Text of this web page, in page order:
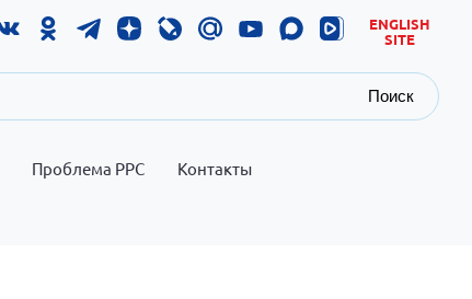
ENGLISH
SITE
Поиск
Проблема РРС Контакты